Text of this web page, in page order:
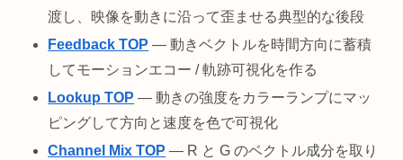
渡し、映像を動きに沿って歪ませる典型的な後段
Feedback TOP — 動きベクトルを時間方向に蓄積
してモーションエコー / 軌跡可視化を作る
Lookup TOP — 動きの強度をカラーランプにマッ
ピングして方向と速度を色で可視化
Channel Mix TOP — R と G のベクトル成分を取り